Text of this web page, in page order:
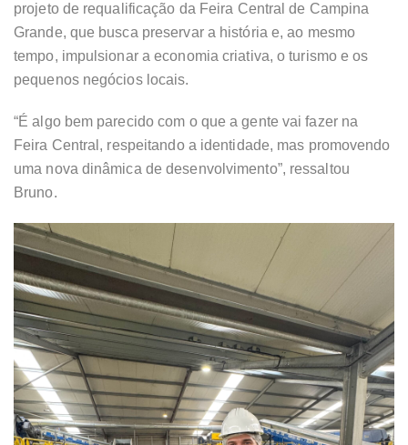
projeto de requalificação da Feira Central de Campina
Grande, que busca preservar a história e, ao mesmo
tempo, impulsionar a economia criativa, o turismo e os
pequenos negócios locais.
“É algo bem parecido com o que a gente vai fazer na
Feira Central, respeitando a identidade, mas promovendo
uma nova dinâmica de desenvolvimento”, ressaltou
Bruno.